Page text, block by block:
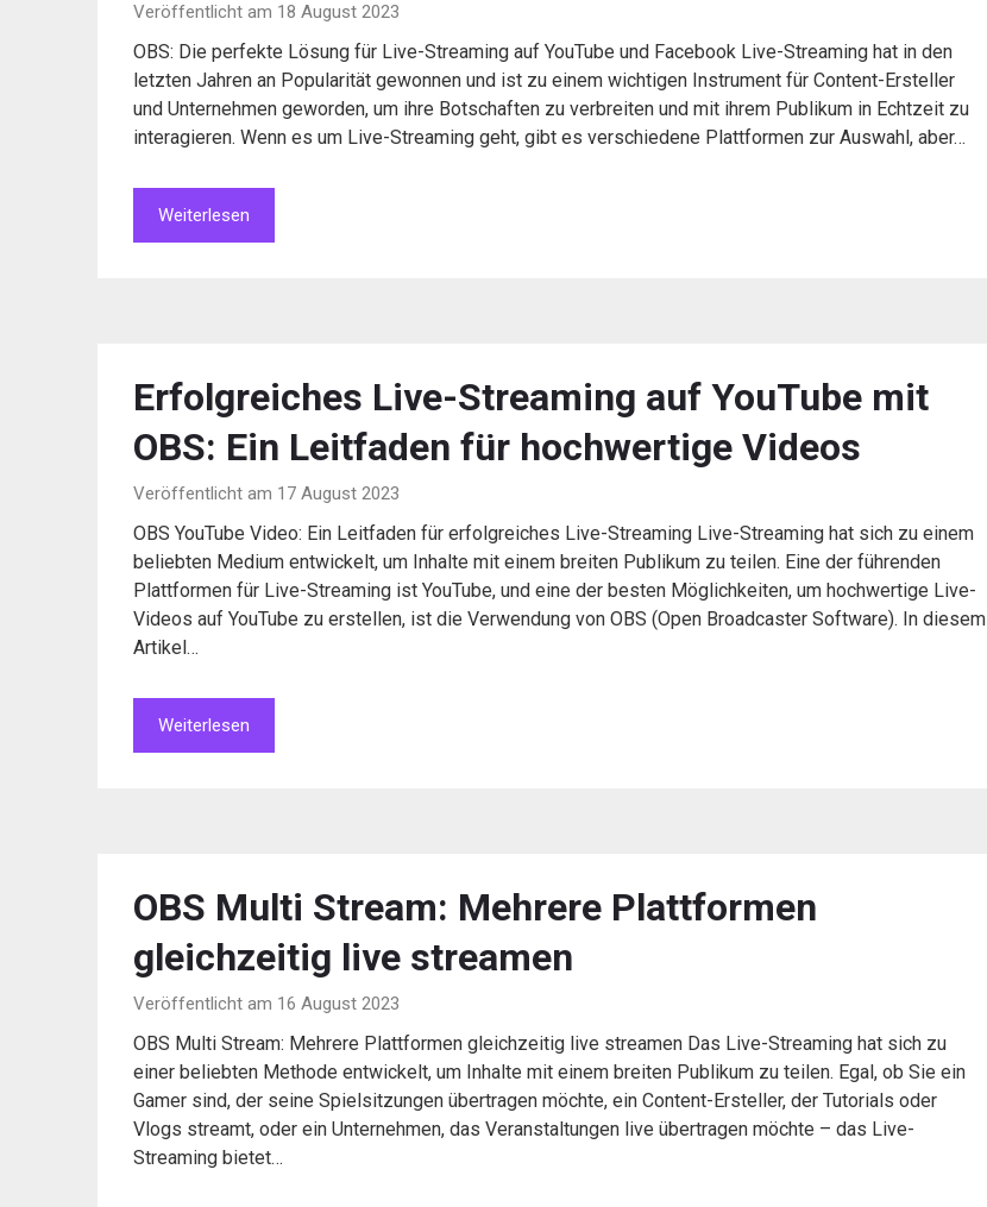
Veröffentlicht am 18 August 2023
OBS: Die perfekte Lösung für Live-Streaming auf YouTube und Facebook Live-Streaming hat in den
letzten Jahren an Popularität gewonnen und ist zu einem wichtigen Instrument für Content-Ersteller
und Unternehmen geworden, um ihre Botschaften zu verbreiten und mit ihrem Publikum in Echtzeit zu
interagieren. Wenn es um Live-Streaming geht, gibt es verschiedene Plattformen zur Auswahl, aber…
Weiterlesen
Erfolgreiches Live-Streaming auf YouTube mit
OBS: Ein Leitfaden für hochwertige Videos
Veröffentlicht am 17 August 2023
OBS YouTube Video: Ein Leitfaden für erfolgreiches Live-Streaming Live-Streaming hat sich zu einem
beliebten Medium entwickelt, um Inhalte mit einem breiten Publikum zu teilen. Eine der führenden
Plattformen für Live-Streaming ist YouTube, und eine der besten Möglichkeiten, um hochwertige Live-
Videos auf YouTube zu erstellen, ist die Verwendung von OBS (Open Broadcaster Software). In diesem
Artikel…
Weiterlesen
OBS Multi Stream: Mehrere Plattformen
gleichzeitig live streamen
Veröffentlicht am 16 August 2023
OBS Multi Stream: Mehrere Plattformen gleichzeitig live streamen Das Live-Streaming hat sich zu
einer beliebten Methode entwickelt, um Inhalte mit einem breiten Publikum zu teilen. Egal, ob Sie ein
Gamer sind, der seine Spielsitzungen übertragen möchte, ein Content-Ersteller, der Tutorials oder
Vlogs streamt, oder ein Unternehmen, das Veranstaltungen live übertragen möchte – das Live-
Streaming bietet…